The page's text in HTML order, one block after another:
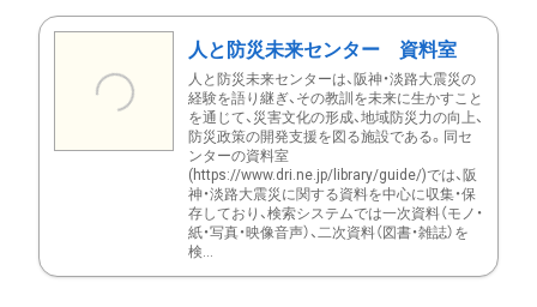
人と防災未来センター 資料室
人と防災未来センターは、阪神・淡路大震災の
経験を語り継ぎ、その教訓を未来に生かすこと
を通じて、災害文化の形成、地域防災力の向上、
防災政策の開発支援を図る施設である。同セ
ンターの資料室
(https://www.dri.ne.jp/library/guide/)では、阪
神・淡路大震災に関する資料を中心に収集・保
存しており、検索システムでは一次資料（モノ・
紙・写真・映像音声）、二次資料（図書・雑誌）を
検...